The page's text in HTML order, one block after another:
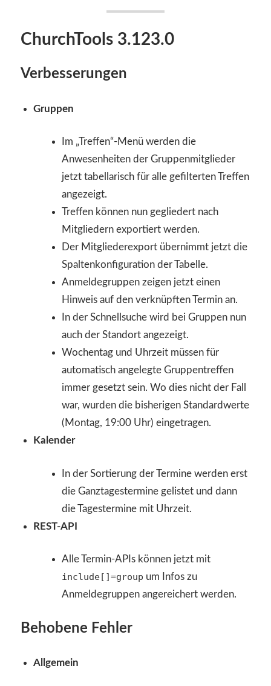
ChurchTools 3.123.0
Verbesserungen
Gruppen
Im „Treffen“-Menü werden die
Anwesenheiten der Gruppenmitglieder
jetzt tabellarisch für alle gefilterten Treffen
angezeigt.
Treffen können nun gegliedert nach
Mitgliedern exportiert werden.
Der Mitgliederexport übernimmt jetzt die
Spaltenkonfiguration der Tabelle.
Anmeldegruppen zeigen jetzt einen
Hinweis auf den verknüpften Termin an.
In der Schnellsuche wird bei Gruppen nun
auch der Standort angezeigt.
Wochentag und Uhrzeit müssen für
automatisch angelegte Gruppentreffen
immer gesetzt sein. Wo dies nicht der Fall
war, wurden die bisherigen Standardwerte
(Montag, 19:00 Uhr) eingetragen.
Kalender
In der Sortierung der Termine werden erst
die Ganztagestermine gelistet und dann
die Tagestermine mit Uhrzeit.
REST-API
Alle Termin-APIs können jetzt mit
include[]=group um Infos zu
Anmeldegruppen angereichert werden.
Behobene Fehler
Allgemein